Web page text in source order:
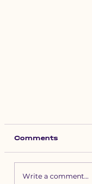
Comments
Write a comment...